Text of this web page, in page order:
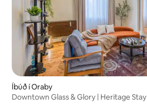
Íbúð í Oraby
Downtown Glass & Glory | Heritage Stay